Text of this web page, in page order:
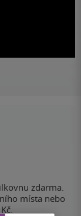
zdarma.
místa nebo